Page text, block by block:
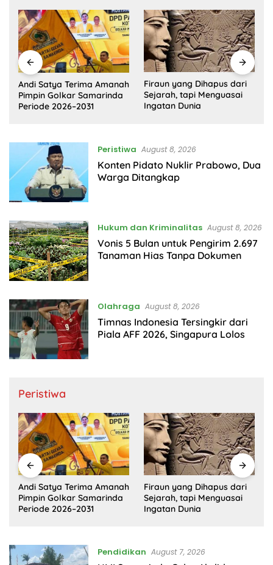
Firaun yang Dihapus dari
Sejarah, tapi Menguasai
Ingatan Dunia
Deepfake Porno di Solo,
Trauma Korban dan
Lambannya Proses Hukum
Peristiwa August 8, 2026
Konten Pidato Nuklir Prabowo, Dua
Warga Ditangkap
Hukum dan Kriminalitas August 8, 2026
Vonis 5 Bulan untuk Pengirim 2.697
Tanaman Hias Tanpa Dokumen
Olahraga August 8, 2026
Timnas Indonesia Tersingkir dari
Piala AFF 2026, Singapura Lolos
Peristiwa
Firaun yang Dihapus dari
Sejarah, tapi Menguasai
Ingatan Dunia
Deepfake Porno di Solo,
Trauma Korban dan
Lambannya Proses Hukum
Pendidikan August 7, 2026